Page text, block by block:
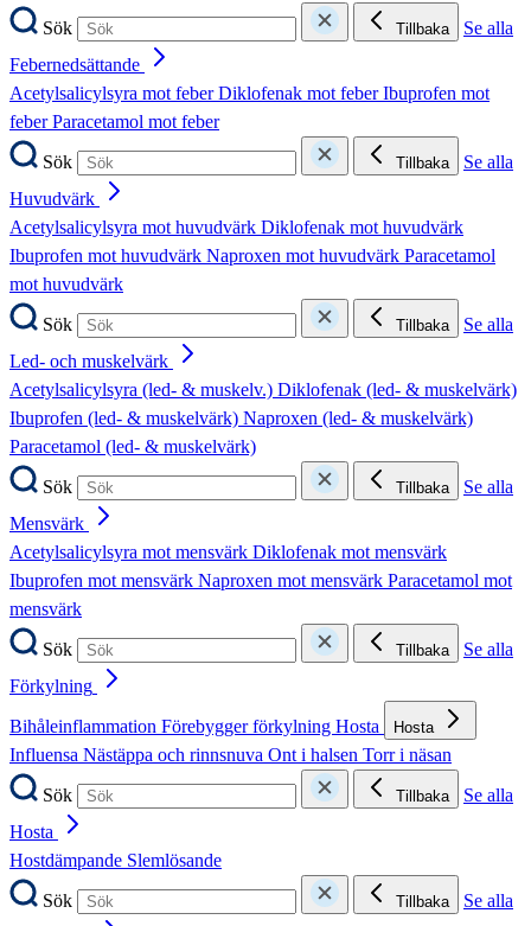
Sök
Tillbaka
Se alla
Febernedsättande
Acetylsalicylsyra mot feberDiklofenak mot feberIbuprofen mot
feberParacetamol mot feber
Sök
Tillbaka
Se alla
Huvudvärk
Acetylsalicylsyra mot huvudvärk Diklofenak mot huvudvärk
Ibuprofen mot huvudvärk Naproxen mot huvudvärk Paracetamol
mot huvudvärk
Sök
Tillbaka
Se alla
Led- och muskelvärk
Acetylsalicylsyra (led- & muskelv.) Diklofenak (led- & muskelvärk)
Ibuprofen (led- & muskelvärk) Naproxen (led- & muskelvärk)
Paracetamol (led- & muskelvärk)
Sök
Tillbaka
Se alla
Mensvärk
Acetylsalicylsyra mot mensvärk Diklofenak mot mensvärk
Ibuprofen mot mensvärk Naproxen mot mensvärk Paracetamol mot
mensvärk
Sök
Tillbaka
Se alla
Förkylning
Bihåleinflammation Förebygger förkylning Hosta Hosta
Influensa Nästäppa och rinnsnuva Ont i halsen Torr i näsan
Sök
Tillbaka
Se alla
Hosta
Hostdämpande Slemlösande
Sök
Tillbaka
Se alla